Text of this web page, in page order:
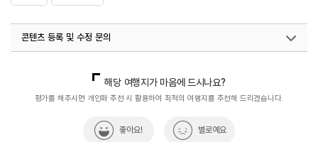
콘텐츠 등록 및 수정 문의
해당 여행지가 마음에 드시나요?
평가를 해주시면 개인화 추천 시 활용하여 최적의 여행지를 추천해 드리겠습니다.
좋아요! 별로예요